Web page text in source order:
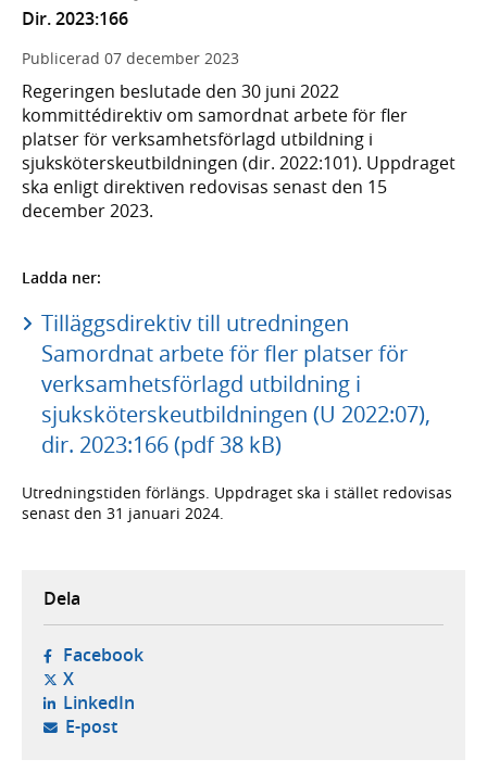
Dir. 2023:166
Publicerad 07 december 2023
Regeringen beslutade den 30 juni 2022
kommittédirektiv om samordnat arbete för fler
platser för verksamhetsförlagd utbildning i
sjuksköterskeutbildningen (dir. 2022:101). Uppdraget
ska enligt direktiven redovisas senast den 15
december 2023.
Ladda ner:
Tilläggsdirektiv till utredningen
Samordnat arbete för fler platser för
verksamhetsförlagd utbildning i
sjuksköterskeutbildningen (U 2022:07),
dir. 2023:166 (pdf 38 kB)
Utredningstiden förlängs. Uppdraget ska i stället redovisas
senast den 31 januari 2024.
Dela
Facebook- öppnas i ny flik, extern webbplats,
X- öppnas i ny flik, extern webbplats,
LinkedIn- öppnas i ny flik, extern webbplats,
E-post- öppnar din e-postklient,